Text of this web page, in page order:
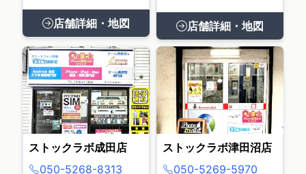
店舗詳細・地図 店舗詳細・地図
ストックラボ成田店
050-5268-8313
ストックラボ津田沼店
050-5269-5970